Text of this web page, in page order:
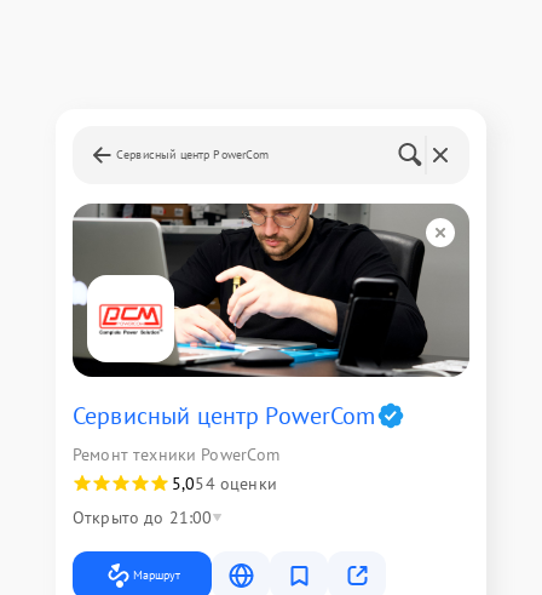
Сервисный центр PowerCom
Сервисный центр PowerCom
Ремонт техники PowerCom
5,054 оценки
Открыто до 21:00
Маршрут